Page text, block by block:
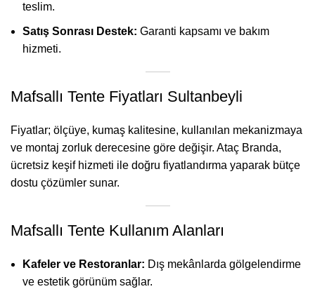
teslim.
Satış Sonrası Destek: Garanti kapsamı ve bakım
hizmeti.
Mafsallı Tente Fiyatları Sultanbeyli
Fiyatlar; ölçüye, kumaş kalitesine, kullanılan mekanizmaya
ve montaj zorluk derecesine göre değişir. Ataç Branda,
ücretsiz keşif hizmeti ile doğru fiyatlandırma yaparak bütçe
dostu çözümler sunar.
Mafsallı Tente Kullanım Alanları
Kafeler ve Restoranlar: Dış mekânlarda gölgelendirme
ve estetik görünüm sağlar.